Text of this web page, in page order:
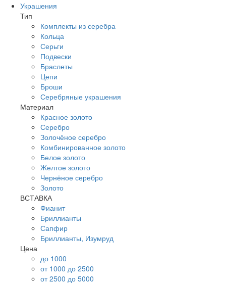
Украшения
Тип
Комплекты из серебра
Кольца
Серьги
Подвески
Браслеты
Цепи
Броши
Серебряные украшения
Материал
Красное золото
Серебро
Золочёное серебро
Комбинированное золото
Белое золото
Желтое золото
Чернёное серебро
Золото
ВСТАВКА
Фианит
Бриллианты
Сапфир
Бриллианты, Изумруд
Цена
до 1000
от 1000 до 2500
от 2500 до 5000